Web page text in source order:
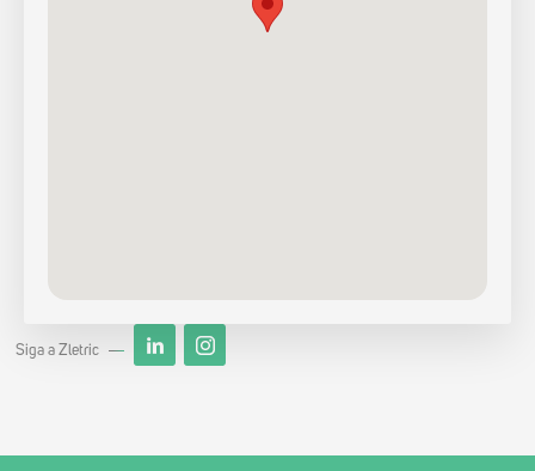
Siga a Zletric